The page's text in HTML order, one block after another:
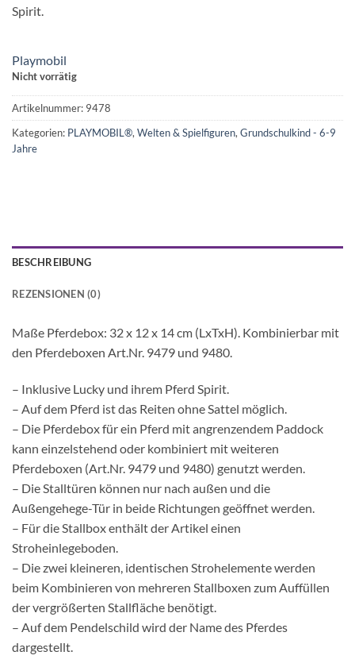
Spirit.
Playmobil
Nicht vorrätig
Artikelnummer: 9478
Kategorien: PLAYMOBIL®, Welten & Spielfiguren, Grundschulkind - 6-9
Jahre
BESCHREIBUNG
REZENSIONEN (0)
Maße Pferdebox: 32 x 12 x 14 cm (LxTxH). Kombinierbar mit
den Pferdeboxen Art.Nr. 9479 und 9480.
– Inklusive Lucky und ihrem Pferd Spirit.
– Auf dem Pferd ist das Reiten ohne Sattel möglich.
– Die Pferdebox für ein Pferd mit angrenzendem Paddock
kann einzelstehend oder kombiniert mit weiteren
Pferdeboxen (Art.Nr. 9479 und 9480) genutzt werden.
– Die Stalltüren können nur nach außen und die
Außengehege-Tür in beide Richtungen geöffnet werden.
– Für die Stallbox enthält der Artikel einen
Stroheinlegeboden.
– Die zwei kleineren, identischen Strohelemente werden
beim Kombinieren von mehreren Stallboxen zum Auffüllen
der vergrößerten Stallfläche benötigt.
– Auf dem Pendelschild wird der Name des Pferdes
dargestellt.